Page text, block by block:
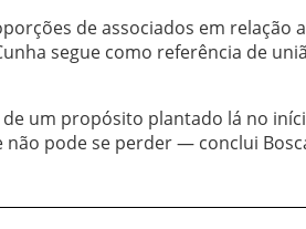
de associados em
segue como referência de
um propósito plantado lá no
não pode se perder — conclui